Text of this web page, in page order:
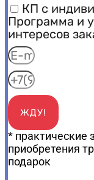
КП с
Программа и
интересов
ЖДУ!
* практические
приобретения
подарок